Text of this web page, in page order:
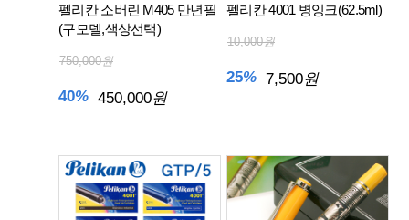
펠리칸 소버린 M405 만년필
(구모델,색상선택)
750,000원
40% 450,000원
펠리칸 4001 병잉크(62.5ml)
10,000원
25% 7,500원